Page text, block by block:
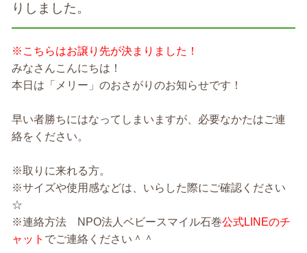
りしました。
※こちらはお譲り先が決まりました！
みなさんこんにちは！
本日は「メリー」のおさがりのお知らせです！
早い者勝ちにはなってしまいますが、必要なかたはご連
絡をください。
※取りに来れる方。
※サイズや使用感などは、いらした際にご確認ください
☆
※連絡方法 NPO法人ベビースマイル石巻公式LINEのチ
ャット でご連絡ください＾＾